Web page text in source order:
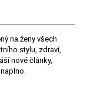
na ženy všech
stylu, zdraví,
nové články,